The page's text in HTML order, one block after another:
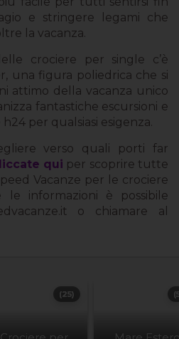
e stringere legami che
la vacanza.
crociere per single c’è
una figura poliedrica che si
attimo della vacanza unico
fantastiche escursioni e
per qualsiasi esigenza.
verso quali porti far
qui per scoprire tutte
Vacanze per le crociere
informazioni è possibile
o chiamare al
(25)